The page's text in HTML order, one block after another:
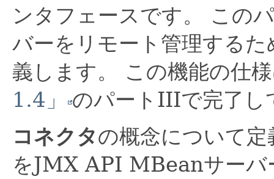
ンタフェースです。
この
バーをリモート管理する
義します。
この機能の仕
1.4」
のパートIIIで完了し
コネクタの概念について
をJMX API MBeanサーバ